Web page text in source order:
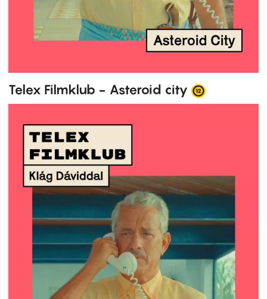
Telex Filmklub - Asteroid city